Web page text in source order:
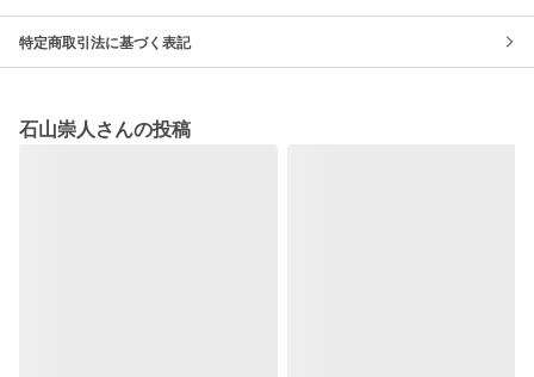
特定商取引法に基づく表記
石山崇人さんの投稿